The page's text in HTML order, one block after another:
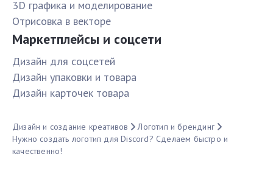
3D графика и моделирование
Отрисовка в векторе
Маркетплейсы и соцсети
Дизайн для соцсетей
Дизайн упаковки и товара
Дизайн карточек товара
Дизайн и создание креативов
Логотип и брендинг
Нужно создать логотип для Discord? Сделаем быстро и
качественно!